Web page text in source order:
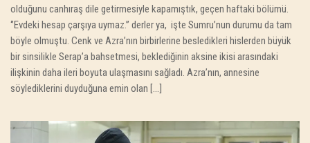
olduğunu canhıraş dile getirmesiyle kapamıştık, geçen haftaki bölümü.
‘’Evdeki hesap çarşıya uymaz.’’ derler ya, işte Sumru’nun durumu da tam
böyle olmuştu. Cenk ve Azra’nın birbirlerine besledikleri hislerden büyük
bir sinsilikle Serap’a bahsetmesi, beklediğinin aksine ikisi arasındaki
ilişkinin daha ileri boyuta ulaşmasını sağladı. Azra’nın, annesine
söylediklerini duyduğuna emin olan […]